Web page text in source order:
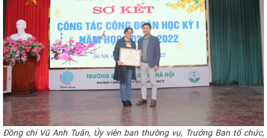
Đồngchí Vũ Anh Tuấn, Ủy viên ban thường vụ, Trưởng Ban tổ chức,